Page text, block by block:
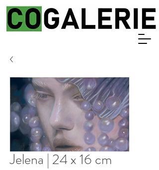
Jelena | 24 x 16 cm